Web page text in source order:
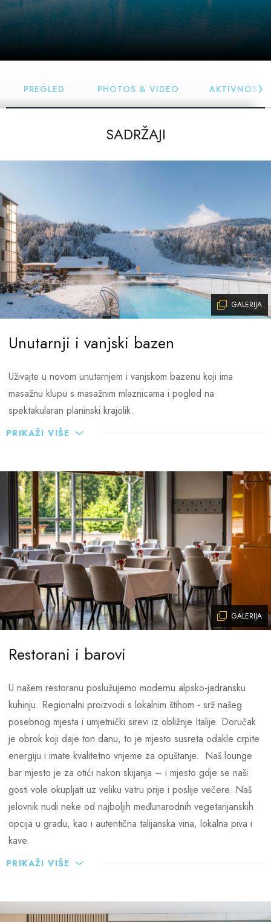
PREGLED PHOTOS & VIDEO AKTIVNOSTI
SADRŽAJI
GALERIJA
Unutarnji i vanjski bazen
Uživajte u novom unutarnjem i vanjskom bazenu koji ima
masažnu klupu s masažnim mlaznicama i pogled na
spektakularan planinski krajolik.
PRIKAŽI VIŠE
GALERIJA
Restorani i barovi
U našem restoranu poslužujemo modernu alpsko-jadransku
kuhinju. Regionalni proizvodi s lokalnim štihom - srž našeg
posebnog mjesta i umjetnički sirevi iz obližnje Italije. Doručak
je obrok koji daje ton danu, to je mjesto susreta odakle crpite
energiju i imate kvalitetno vrijeme za opuštanje. Naš lounge
bar mjesto je za otići nakon skijanja – i mjesto gdje se naši
gosti vole okupljati uz veliku vatru prije i poslije večere. Naš
jelovnik nudi neke od najboljih međunarodnih vegetarijanskih
opcija u gradu, kao i autentična talijanska vina, lokalna piva i
kave.
PRIKAŽI VIŠE